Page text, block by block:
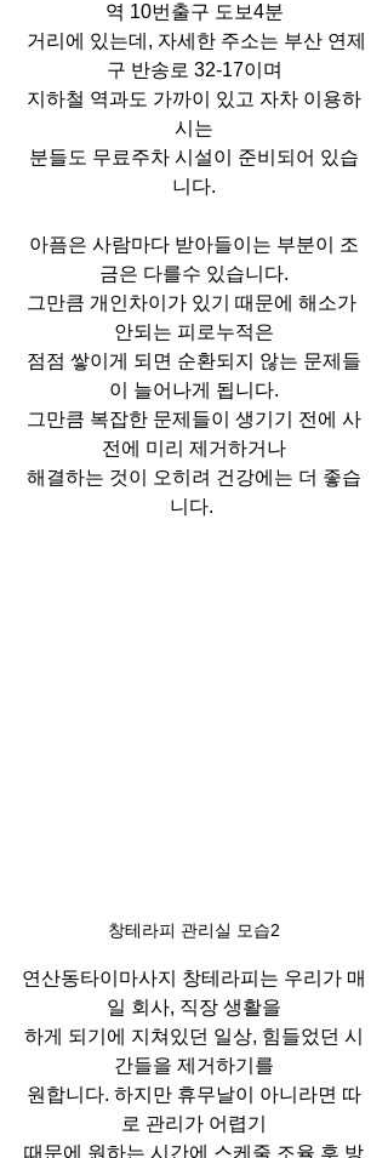
역 10번출구 도보4분
구 반송로 32-17이며
지하철 역과도 가까이 있고 자차 이용하
시는
분들도 무료주차 시설이 준비되어 있습
니다.
아픔은 사람마다 받아들이는 부분이 조
금은 다를수 있습니다.
그만큼 개인차이가 있기 때문에 해소가
안되는 피로누적은
점점 쌓이게 되면 순환되지 않는 문제들
이 늘어나게 됩니다.
그만큼 복잡한 문제들이 생기기 전에 사
전에 미리 제거하거나
해결하는 것이 오히려 건강에는 더 좋습
니다.
창테라피 관리실 모습2
연산동타이마사지 창테라피는 우리가 매
일 회사, 직장 생활을
하게 되기에 지쳐있던 일상, 힘들었던 시
간들을 제거하기를
원합니다. 하지만 휴무날이 아니라면 따
로 관리가 어렵기
때문에 원하는 시간에 스케줄 조율 후 방